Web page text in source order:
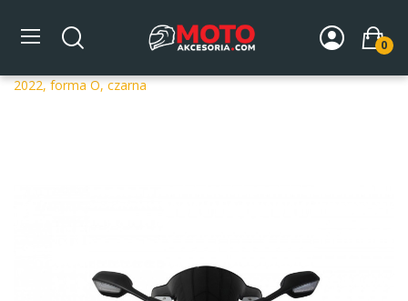
0
Strona główna DLA MOTOCYKLA Szyby
Szyby
2022, forma O, czarna